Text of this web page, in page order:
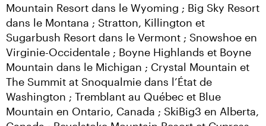
Mountain Resort dans le Wyoming ; Big Sky Resort
dans le Montana ; Stratton, Killington et
Sugarbush Resort dans le Vermont ; Snowshoe en
Virginie-Occidentale ; Boyne Highlands et Boyne
Mountain dans le Michigan ; Crystal Mountain et
The Summit at Snoqualmie dans l’État de
Washington ; Tremblant au Québec et Blue
Mountain en Ontario, Canada ; SkiBig3 en Alberta,